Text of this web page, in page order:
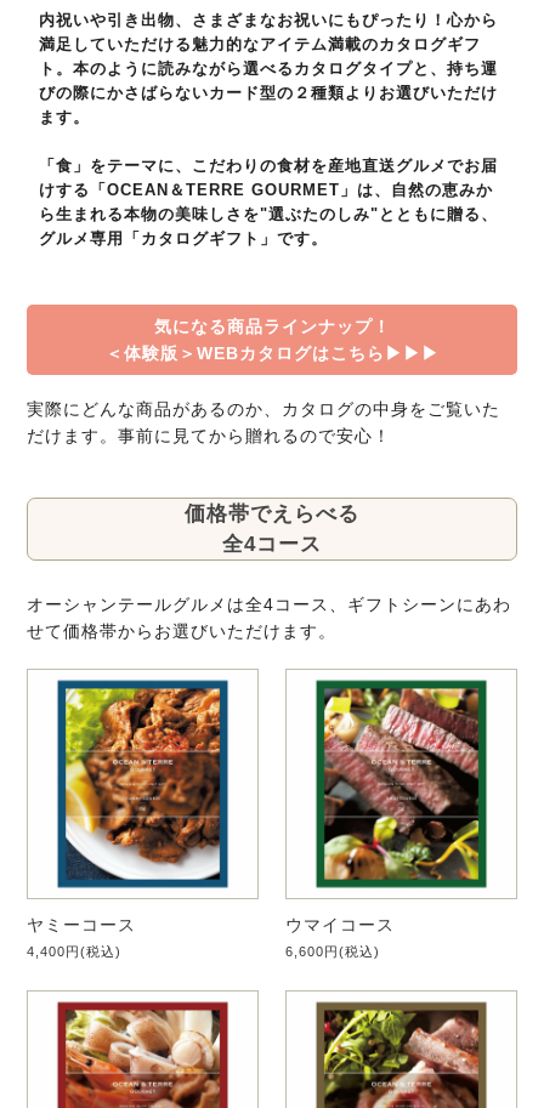
内祝いや引き出物、さまざまなお祝いにもぴったり！心から
満足していただける魅力的なアイテム満載のカタログギフ
ト。本のように読みながら選べるカタログタイプと、持ち運
びの際にかさばらないカード型の２種類よりお選びいただけ
ます。
「食」をテーマに、こだわりの食材を産地直送グルメでお届
けする「OCEAN＆TERRE GOURMET」は、自然の恵みか
ら生まれる本物の美味しさを"選ぶたのしみ"とともに贈る、
グルメ専用「カタログギフト」です。
気になる商品ラインナップ！
＜体験版＞WEBカタログはこちら▶▶▶
実際にどんな商品があるのか、カタログの中身をご覧いた
だけます。事前に見てから贈れるので安心！
価格帯でえらべる
全4コース
オーシャンテールグルメは全4コース、ギフトシーンにあわ
せて価格帯からお選びいただけます。
ヤミーコース
4,400円(税込)
ウマイコース
6,600円(税込)